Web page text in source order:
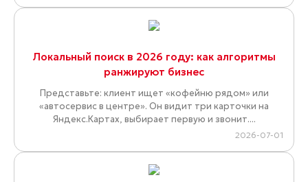
Локальный поиск в 2026 году: как алгоритмы
ранжируют бизнес
Представьте: клиент ищет «кофейню рядом» или
«автосервис в центре». Он видит три карточки на
Яндекс.Картах, выбирает первую и звонит....
2026-07-01